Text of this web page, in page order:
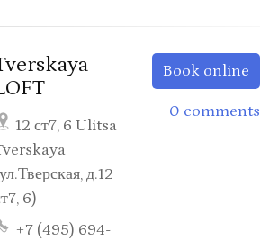
12 ст7, 6 Ulitsa
д.12
6)
+7 (495) 694-
Book online
0 comments